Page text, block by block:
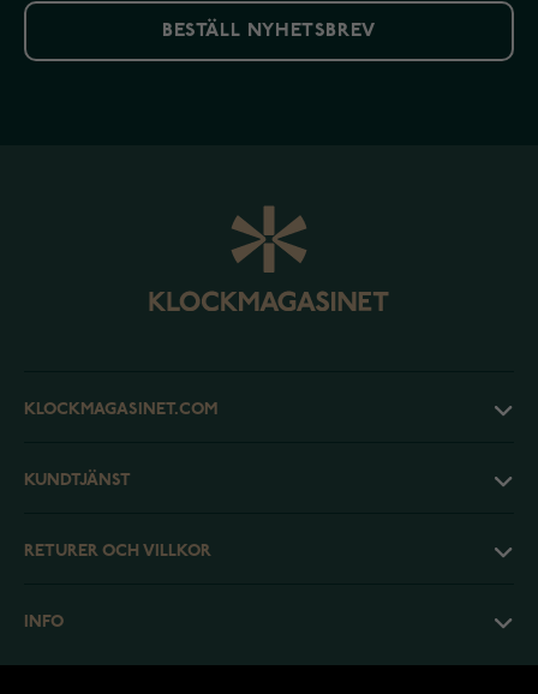
BESTÄLL NYHETSBREV
KLOCKMAGASINET.COM
KUNDTJÄNST
RETURER OCH VILLKOR
INFO